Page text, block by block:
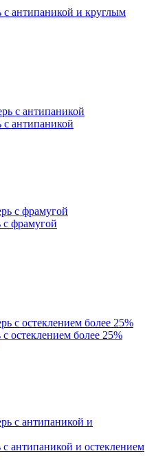
с антипаникой и круглым
с антипаникой
с фрамугой
остеклением более 25%
антипаникой и остеклением